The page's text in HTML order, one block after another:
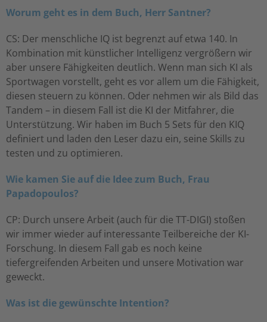
Worum geht es in dem Buch, Herr Santner?
CS: Der menschliche IQ ist begrenzt auf etwa 140. In
Kombination mit künstlicher Intelligenz vergrößern wir
aber unsere Fähigkeiten deutlich. Wenn man sich KI als
Sportwagen vorstellt, geht es vor allem um die Fähigkeit,
diesen steuern zu können. Oder nehmen wir als Bild das
Tandem – in diesem Fall ist die KI der Mitfahrer, die
Unterstützung. Wir haben im Buch 5 Sets für den KIQ
definiert und laden den Leser dazu ein, seine Skills zu
testen und zu optimieren.
Wie kamen Sie auf die Idee zum Buch, Frau
Papadopoulos?
CP: Durch unsere Arbeit (auch für die TT-DIGI) stoßen
wir immer wieder auf interessante Teilbereiche der KI-
Forschung. In diesem Fall gab es noch keine
tiefergreifenden Arbeiten und unsere Motivation war
geweckt.
Was ist die gewünschte Intention?